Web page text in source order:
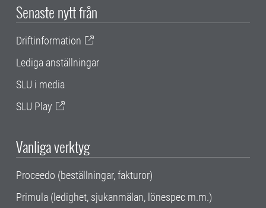
Senaste nytt från
Driftinformation
Lediga anställningar
SLU i media
SLU Play
Vanliga verktyg
Proceedo (beställningar, fakturor)
Primula (ledighet, sjukanmälan, lönespec m.m.)